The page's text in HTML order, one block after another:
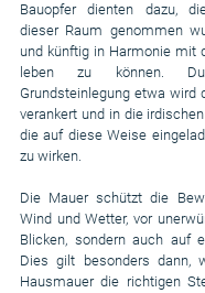
Bauopfer dienten dazu,
dieser Raum genommen
und künftig in Harmonie mit
leben zu können.
Grundsteinlegung etwa wird
verankert und in die
die auf diese Weise
zu wirken.
Die Mauer schützt die
Wind und Wetter, vor
Blicken, sondern auch auf
Dies gilt besonders dann,
Hausmauer die richtigen